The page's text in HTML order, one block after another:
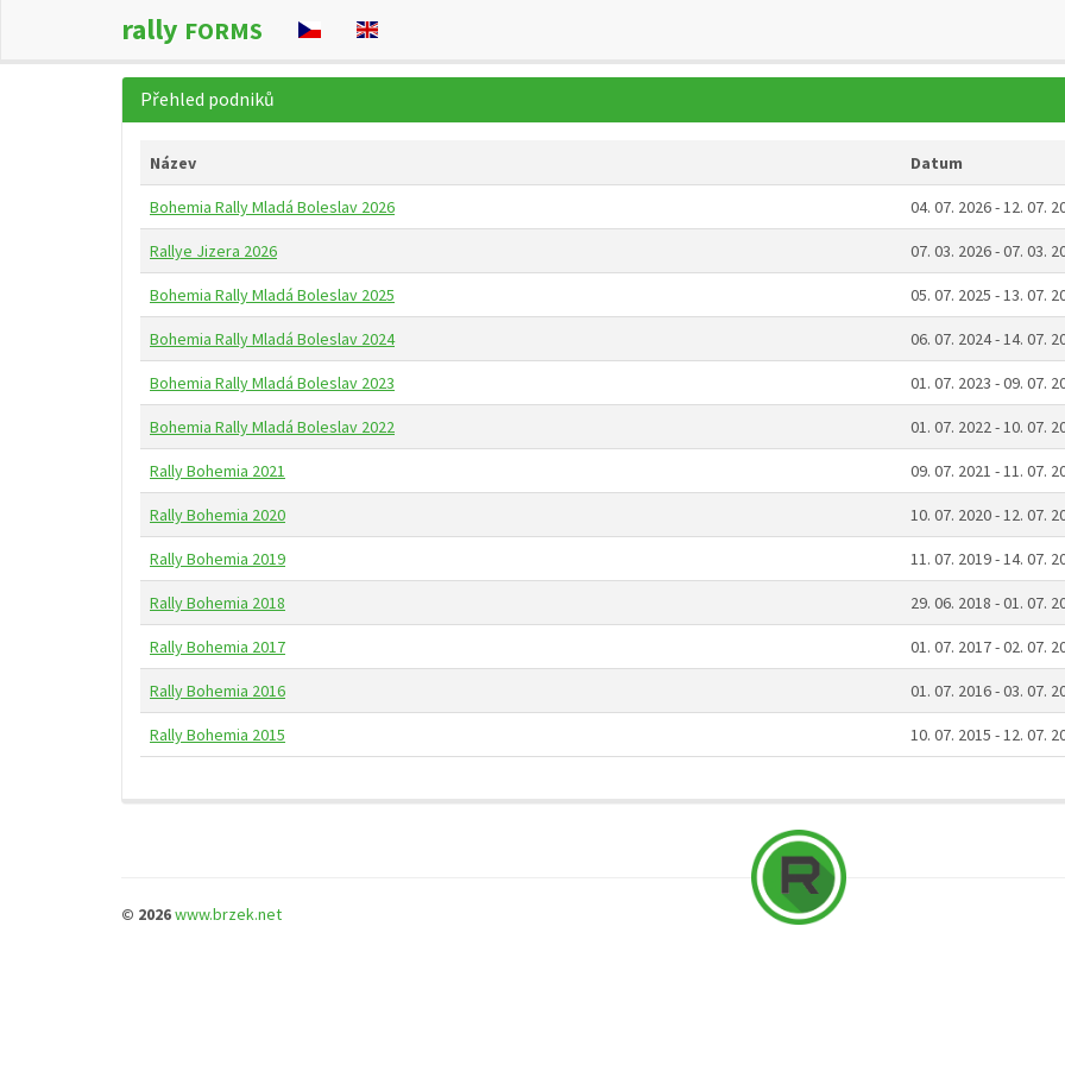
rally FORMS
Přehled podniků
Název Datum
Bohemia Rally Mladá Boleslav 2026 04. 07. 2026 - 12. 07.
Rallye Jizera 2026 07. 03. 2026 - 07. 03.
Bohemia Rally Mladá Boleslav 2025 05. 07. 2025 - 13. 07.
Bohemia Rally Mladá Boleslav 2024 06. 07. 2024 - 14. 07.
Bohemia Rally Mladá Boleslav 2023 01. 07. 2023 - 09. 07.
Bohemia Rally Mladá Boleslav 2022 01. 07. 2022 - 10. 07.
Rally Bohemia 2021 09. 07. 2021 - 11. 07.
Rally Bohemia 2020 10. 07. 2020 - 12. 07.
Rally Bohemia 2019 11. 07. 2019 - 14. 07.
Rally Bohemia 2018 29. 06. 2018 - 01. 07.
Rally Bohemia 2017 01. 07. 2017 - 02. 07.
Rally Bohemia 2016 01. 07. 2016 - 03. 07.
Rally Bohemia 2015 10. 07. 2015 - 12. 07.
© 2026www.brzek.net